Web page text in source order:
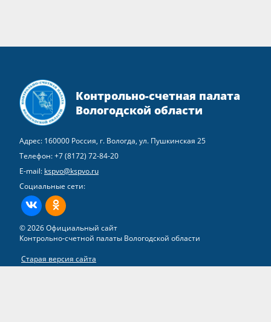
Контрольно-счетная палата
Вологодской области
Адрес: 160000 Россия, г. Вологда, ул. Пушкинская 25
Телефон:+7 (8172) 72-84-20
E-mail: kspvo@kspvo.ru
Социальные сети:
ВКонтактеОдноклассники
© 2026 Официальный сайт
Контрольно-счетной палаты Вологодской области
Старая версия сайта